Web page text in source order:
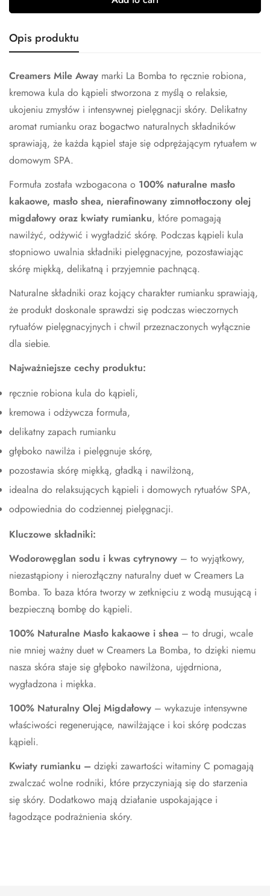
Opis produktu
Creamers Mile Away marki La Bomba to ręcznie robiona,
kremowa kula do kąpieli stworzona z myślą o relaksie,
ukojeniu zmysłów i intensywnej pielęgnacji skóry. Delikatny
aromat rumianku oraz bogactwo naturalnych składników
sprawiają, że każda kąpiel staje się odprężającym rytuałem w
domowym SPA.
Formuła została wzbogacona o 100% naturalne masło
kakaowe, masło shea, nierafinowany zimnotłoczony olej
migdałowy oraz kwiaty rumianku, które pomagają
nawilżyć, odżywić i wygładzić skórę. Podczas kąpieli kula
stopniowo uwalnia składniki pielęgnacyjne, pozostawiając
skórę miękką, delikatną i przyjemnie pachnącą.
Naturalne składniki oraz kojący charakter rumianku sprawiają,
że produkt doskonale sprawdzi się podczas wieczornych
rytuałów pielęgnacyjnych i chwil przeznaczonych wyłącznie
dla siebie.
Najważniejsze cechy produktu:
ręcznie robiona kula do kąpieli,
kremowa i odżywcza formuła,
delikatny zapach rumianku
głęboko nawilża i pielęgnuje skórę,
pozostawia skórę miękką, gładką i nawilżoną,
idealna do relaksujących kąpieli i domowych rytuałów SPA,
odpowiednia do codziennej pielęgnacji.
Kluczowe składniki:
Wodorowęglan sodu i kwas cytrynowy – to wyjątkowy,
niezastąpiony i nierozłączny naturalny duet w Creamers La
Bomba. To baza która tworzy w zetknięciu z wodą musującą i
bezpieczną bombę do kąpieli.
100% Naturalne Masło kakaowe i shea – to drugi, wcale
nie mniej ważny duet w Creamers La Bomba, to dzięki niemu
nasza skóra staje się głęboko nawilżona, ujędrniona,
wygładzona i miękka.
100% Naturalny Olej Migdałowy – wykazuje intensywne
właściwości regenerujące, nawilżające i koi skórę podczas
kąpieli.
Kwiaty rumianku – dzięki zawartości witaminy C pomagają
zwalczać wolne rodniki, które przyczyniają się do starzenia
się skóry. Dodatkowo mają działanie uspokajające i
łagodzące podrażnienia skóry.